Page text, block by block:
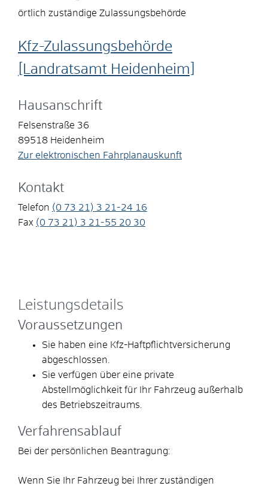
örtlich zuständige Zulassungsbehörde
Kfz-Zulassungsbehörde
[Landratsamt Heidenheim]
Hausanschrift
Felsenstraße 36
89518 Heidenheim
Zur elektronischen Fahrplanauskunft
Kontakt
Telefon (0 73 21) 3 21-24 16
Fax (0 73 21) 3 21-55 20 30
Leistungsdetails
Voraussetzungen
Sie haben eine Kfz-Haftpflichtversicherung
abgeschlossen.
Sie verfügen über eine private
Abstellmöglichkeit für Ihr Fahrzeug außerhalb
des Betriebszeitraums.
Verfahrensablauf
Bei der persönlichen Beantragung:
Wenn Sie Ihr Fahrzeug bei Ihrer zuständigen